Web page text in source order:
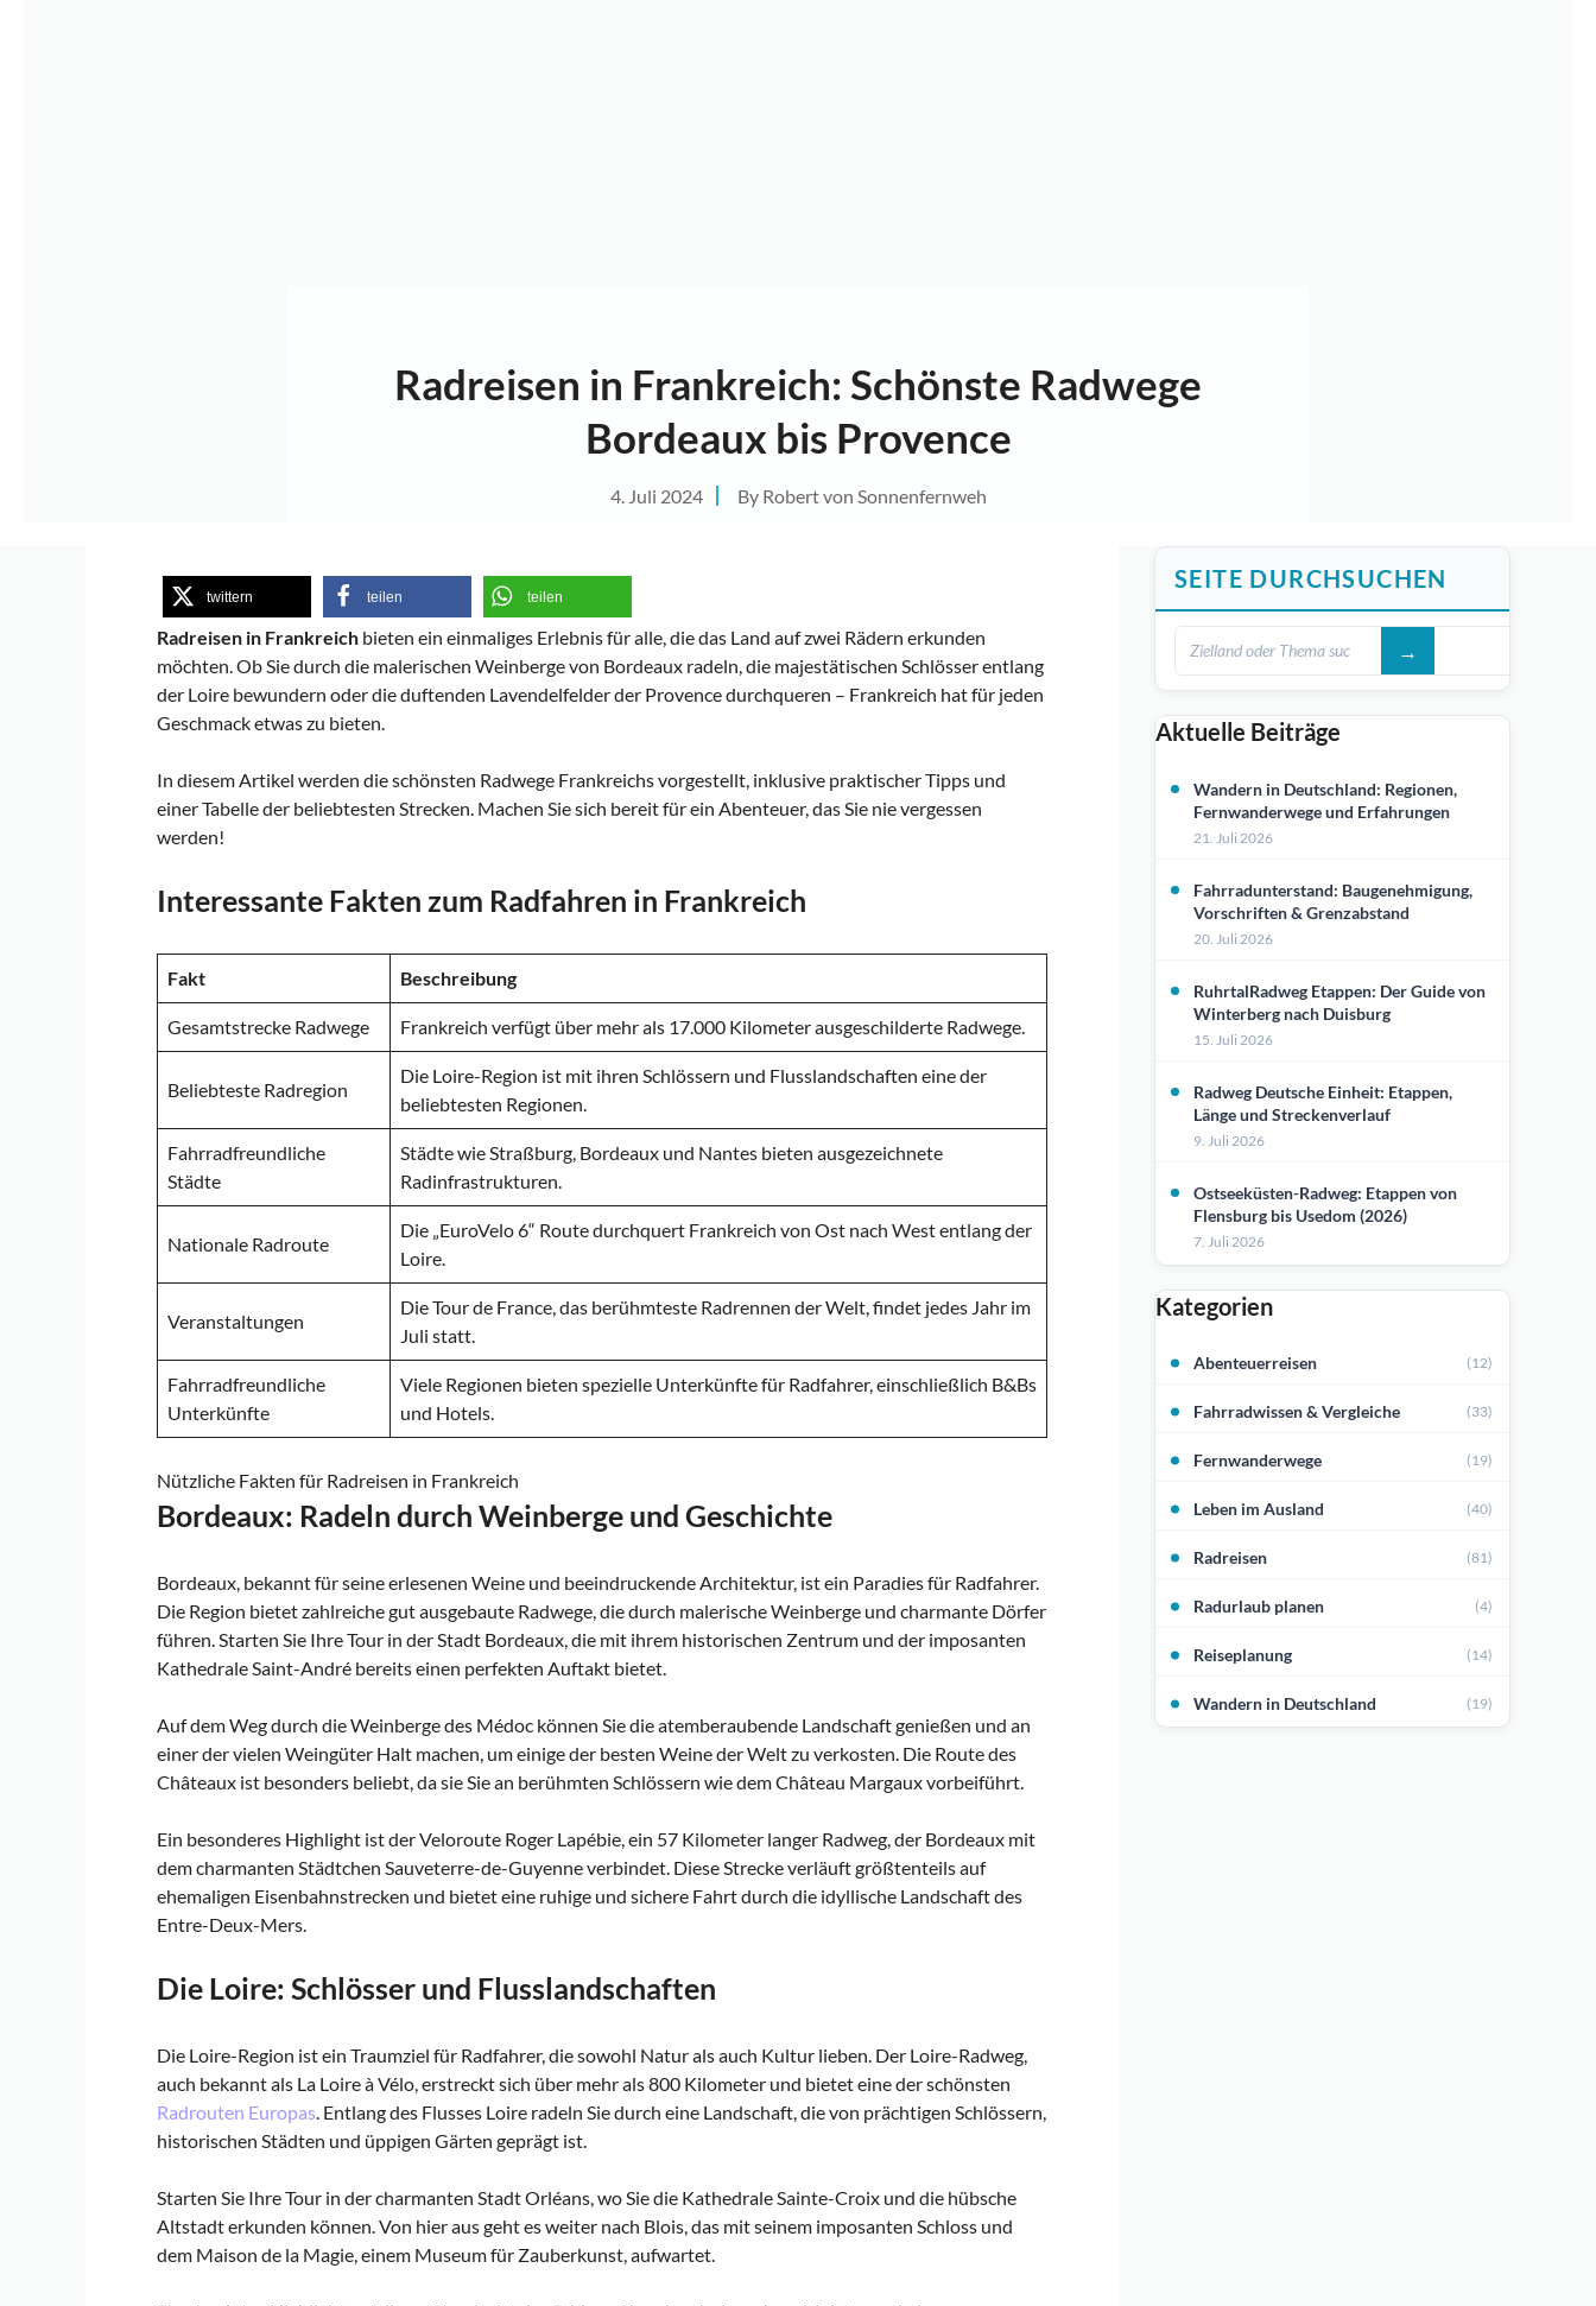
Radreisen in Frankreich: Schönste Radwege
Bordeaux bis Provence
4. Juli 2024 By Robert von Sonnenfernweh
twittern teilen teilen
Radreisen in Frankreich bieten ein einmaliges Erlebnis für alle, die das Land auf zwei Rädern erkunden
möchten. Ob Sie durch die malerischen Weinberge von Bordeaux radeln, die majestätischen Schlösser entlang
der Loire bewundern oder die duftenden Lavendelfelder der Provence durchqueren – Frankreich hat für jeden
Geschmack etwas zu bieten.
In diesem Artikel werden die schönsten Radwege Frankreichs vorgestellt, inklusive praktischer Tipps und
einer Tabelle der beliebtesten Strecken. Machen Sie sich bereit für ein Abenteuer, das Sie nie vergessen
werden!
Interessante Fakten zum Radfahren in Frankreich
Fakt Beschreibung
Gesamtstrecke Radwege Frankreich verfügt über mehr als 17.000 Kilometer ausgeschilderte Radwege.
Beliebteste Radregion
Die Loire-Region ist mit ihren Schlössern und Flusslandschaften eine der
beliebtesten Regionen.
Fahrradfreundliche
Städte
Städte wie Straßburg, Bordeaux und Nantes bieten ausgezeichnete
Radinfrastrukturen.
Nationale Radroute
Die „EuroVelo 6“ Route durchquert Frankreich von Ost nach West entlang der
Loire.
Veranstaltungen
Die Tour de France, das berühmteste Radrennen der Welt, findet jedes Jahr im
Juli statt.
Fahrradfreundliche
Unterkünfte
Viele Regionen bieten spezielle Unterkünfte für Radfahrer, einschließlich B&Bs
und Hotels.
Nützliche Fakten für Radreisen in Frankreich
Bordeaux: Radeln durch Weinberge und Geschichte
Bordeaux, bekannt für seine erlesenen Weine und beeindruckende Architektur, ist ein Paradies für Radfahrer.
Die Region bietet zahlreiche gut ausgebaute Radwege, die durch malerische Weinberge und charmante Dörfer
führen. Starten Sie Ihre Tour in der Stadt Bordeaux, die mit ihrem historischen Zentrum und der imposanten
Kathedrale Saint-André bereits einen perfekten Auftakt bietet.
Auf dem Weg durch die Weinberge des Médoc können Sie die atemberaubende Landschaft genießen und an
einer der vielen Weingüter Halt machen, um einige der besten Weine der Welt zu verkosten. Die Route des
Châteaux ist besonders beliebt, da sie Sie an berühmten Schlössern wie dem Château Margaux vorbeiführt.
Ein besonderes Highlight ist der Veloroute Roger Lapébie, ein 57 Kilometer langer Radweg, der Bordeaux mit
dem charmanten Städtchen Sauveterre-de-Guyenne verbindet. Diese Strecke verläuft größtenteils auf
ehemaligen Eisenbahnstrecken und bietet eine ruhige und sichere Fahrt durch die idyllische Landschaft des
Entre-Deux-Mers.
Die Loire: Schlösser und Flusslandschaften
Die Loire-Region ist ein Traumziel für Radfahrer, die sowohl Natur als auch Kultur lieben. Der Loire-Radweg,
auch bekannt als La Loire à Vélo, erstreckt sich über mehr als 800 Kilometer und bietet eine der schönsten
Radrouten Europas. Entlang des Flusses Loire radeln Sie durch eine Landschaft, die von prächtigen Schlössern,
historischen Städten und üppigen Gärten geprägt ist.
Starten Sie Ihre Tour in der charmanten Stadt Orléans, wo Sie die Kathedrale Sainte-Croix und die hübsche
Altstadt erkunden können. Von hier aus geht es weiter nach Blois, das mit seinem imposanten Schloss und
dem Maison de la Magie, einem Museum für Zauberkunst, aufwartet.
SEITE DURCHSUCHEN
Aktuelle Beiträge
Wandern in Deutschland: Regionen,
Fernwanderwege und Erfahrungen
21. Juli 2026
Fahrradunterstand: Baugenehmigung,
Vorschriften & Grenzabstand
20. Juli 2026
RuhrtalRadweg Etappen: Der Guide von
Winterberg nach Duisburg
15. Juli 2026
Radweg Deutsche Einheit: Etappen,
Länge und Streckenverlauf
9. Juli 2026
Ostseeküsten-Radweg: Etappen von
Flensburg bis Usedom (2026)
7. Juli 2026
Kategorien
Abenteuerreisen (12)
Fahrradwissen & Vergleiche (33)
Fernwanderwege (19)
Leben im Ausland (40)
Radreisen (81)
Radurlaub planen (4)
Reiseplanung (14)
Wandern in Deutschland (19)